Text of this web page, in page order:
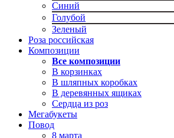
Синий
Голубой
Зеленый
Роза российская
Композиции
Все композиции
В корзинках
В шляпных коробках
В деревянных ящиках
Сердца из роз
Мегабукеты
Повод
8 марта